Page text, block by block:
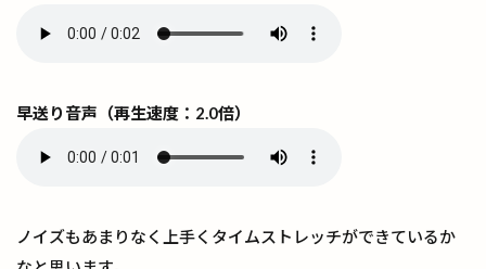
早送り音声（再生速度：2.0倍）
ノイズもあまりなく上手くタイムストレッチができているか